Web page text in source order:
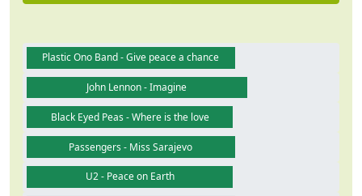
Plastic Ono Band - Give peace a chance
John Lennon - Imagine
Black Eyed Peas - Where is the love
Passengers - Miss Sarajevo
U2 - Peace on Earth